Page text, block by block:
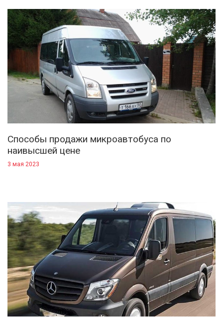
Способы продажи микроавтобуса по
наивысшей цене
3 мая 2023